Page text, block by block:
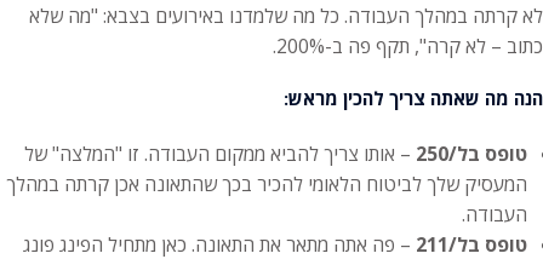
לא קרתה במהלך העבודה. כל מה שלמדנו באירועים בצבא: "מה שלא
כתוב – לא קרה", תקף פה ב-200%.
הנה מה שאתה צריך להכין מראש:
טופס בל/250
– אותו צריך להביא ממקום העבודה. זו "המלצה" של
המעסיק שלך לביטוח הלאומי להכיר בכך שהתאונה אכן קרתה במהלך
העבודה.
טופס בל/211
– פה אתה מתאר את התאונה. כאן מתחיל הפינג פונג